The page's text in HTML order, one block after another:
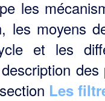
les
les moyens
et les
Les